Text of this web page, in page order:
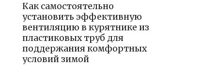
Как самостоятельно
установить эффективную
вентиляцию в курятнике из
пластиковых труб для
поддержания комфортных
условий зимой